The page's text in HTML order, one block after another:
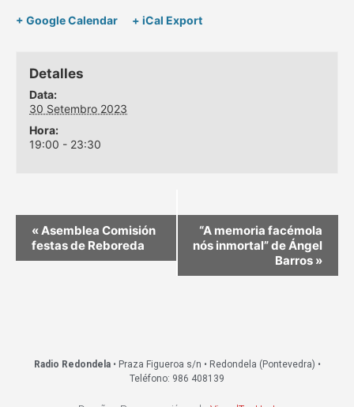
+ Google Calendar + iCal Export
Detalles
Data:
30 Setembro 2023
Hora:
19:00 - 23:30
«Asemblea Comisión
festas de Reboreda
“A memoria facémola
nós inmortal” de Ángel
Barros »
Radio Redondela• Praza Figueroa s/n • Redondela (Pontevedra) •
Teléfono: 986 408139